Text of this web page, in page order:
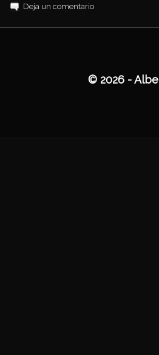
Deja un comentario
© 2026 -